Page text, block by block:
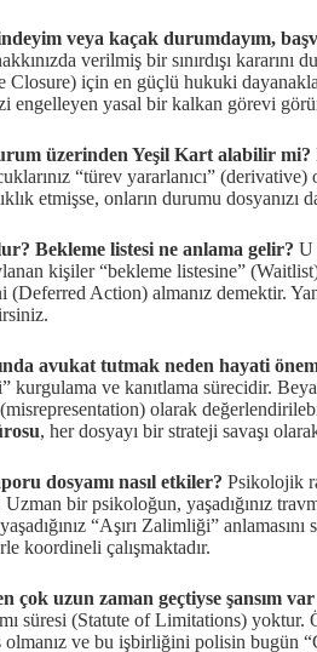
veya kaçak durumdayım,
verilmiş bir sınırdışı
için en güçlü hukuki
engelleyen yasal bir kalkan görevi
üzerinden Yeşil Kart alabilir mi?
“türev yararlanıcı”
etmişse, onların durumu dosyanızı
Bekleme listesi ne anlama gelir? U
kişiler “bekleme listesine”
(Deferred Action) almanız demektir.
avukat tutmak neden hayati
kurgulama ve kanıtlama sürecidir.
olarak
, her dosyayı bir strateji savaşı
dosyamı nasıl etkiler? Psikolojik
bir psikoloğun, yaşadığınız
“Aşırı Zalimliği” anlamasını
koordineli çalışmaktadır.
çok uzun zaman geçtiyse şansım var
süresi (Statute of Limitations)
olmanız ve bu işbirliğini polisin bugün